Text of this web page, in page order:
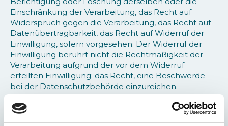
Einschränkung der Verarbeitung, das Recht auf
Widerspruch gegen die Verarbeitung, das Recht auf
Datenübertragbarkeit, das Recht auf Widerruf der
Einwilligung, sofern vorgesehen: Der Widerruf der
Einwilligung berührt nicht die Rechtmäßigkeit der
Verarbeitung aufgrund der vor dem Widerruf
erteilten Einwilligung; das Recht, eine Beschwerde
bei der Datenschutzbehörde einzureichen.
MODALITÄTEN FÜR DIE AUSÜBUNG DER RECHTE